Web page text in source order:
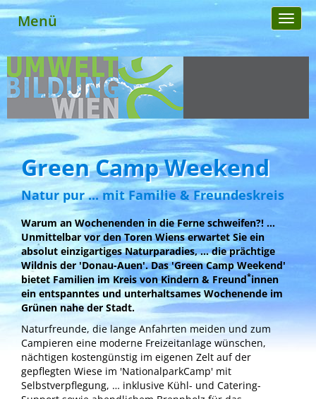
Menü
Toggle
Green Camp Weekend
Natur pur ... mit Familie & Freundeskreis
Warum an Wochenenden in die Ferne schweifen?! …
Unmittelbar vor den Toren Wiens erwartet Sie ein
absolut einzigartiges Naturparadies, … die prächtige
Wildnis der 'Donau-Auen'. Das 'Green Camp Weekend'
bietet Familien im Kreis von Kindern & Freund*innen
ein entspanntes undunterhaltsames Wochenende im
Grünen nahe der Stadt.
Naturfreunde, die lange Anfahrten meiden und zum
Campieren eine moderne Freizeitanlage wünschen,
nächtigen kostengünstig im eigenen Zelt auf der
gepflegten Wiese im 'NationalparkCamp' mit
Selbstverpflegung, … inklusive Kühl- und Catering-